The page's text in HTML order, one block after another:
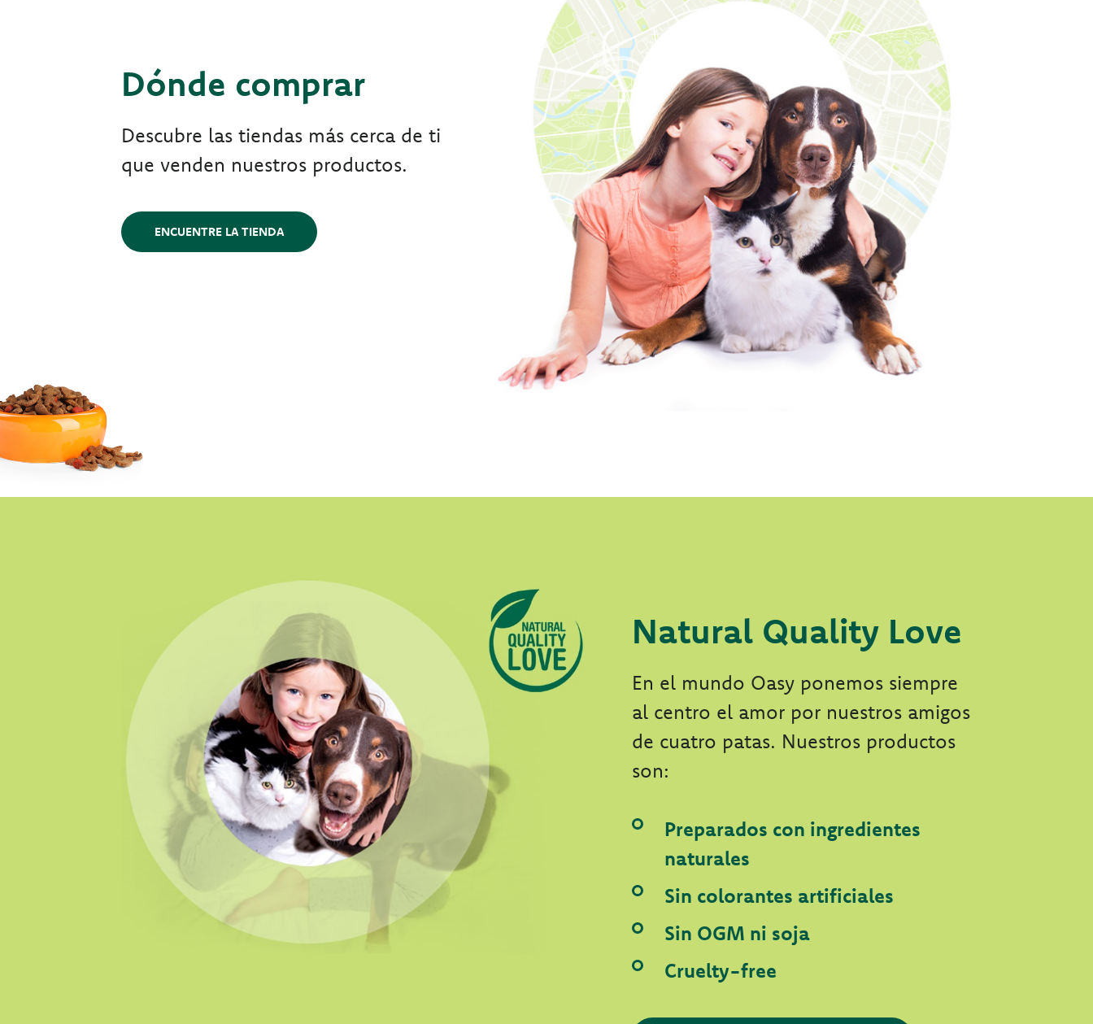
Dónde comprar
Descubre las tiendas más cerca de ti
que venden nuestros productos.
ENCUENTRE LA TIENDA
Natural Quality Love
En el mundo Oasy ponemos siempre
al centro el amor por nuestros amigos
de cuatro patas. Nuestros productos
son:
Preparados con ingredientes
naturales
Sin colorantes artificiales
Sin OGM ni soja
Cruelty-free